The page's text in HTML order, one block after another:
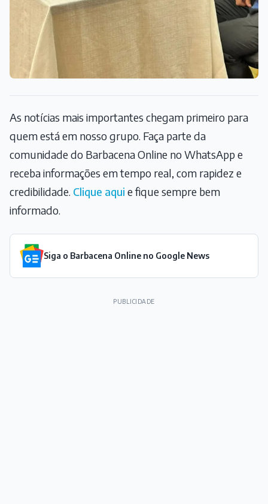
As notícias mais importantes chegam primeiro para
quem está em nosso grupo. Faça parte da
comunidade do Barbacena Online no WhatsApp e
receba informações em tempo real, com rapidez e
credibilidade. Clique aqui e fique sempre bem
informado.
Siga o Barbacena Online no Google News
PUBLICIDADE